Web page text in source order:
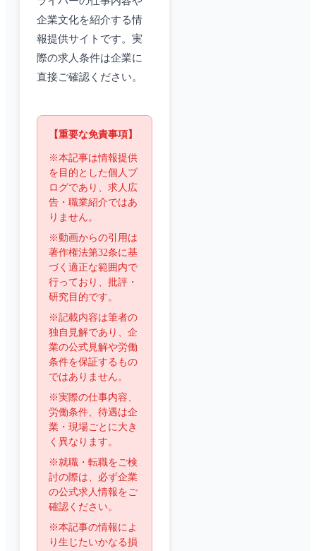
企業文化を紹介する情
報提供サイトです。実
際の求人条件は企業に
直接ご確認ください。
【重要な免責事項】
※本記事は情報提供
を目的とした個人ブ
ログであり、求人広
告・職業紹介ではあ
りません。
※動画からの引用は
著作権法第32条に基
づく適正な範囲内で
行っており、批評・
研究目的です。
※記載内容は筆者の
独自見解であり、企
業の公式見解や労働
条件を保証するもの
ではありません。
※実際の仕事内容、
労働条件、待遇は企
業・現場ごとに大き
く異なります。
※就職・転職をご検
討の際は、必ず企業
の公式求人情報をご
確認ください。
※本記事の情報によ
り生じたいかなる損